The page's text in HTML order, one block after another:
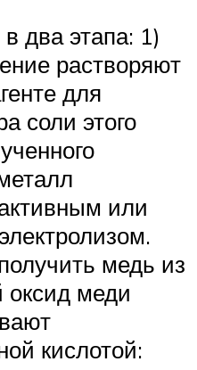
два этапа: 1)
растворяют
для
соли этого
или
медь из
меди
кислотой: